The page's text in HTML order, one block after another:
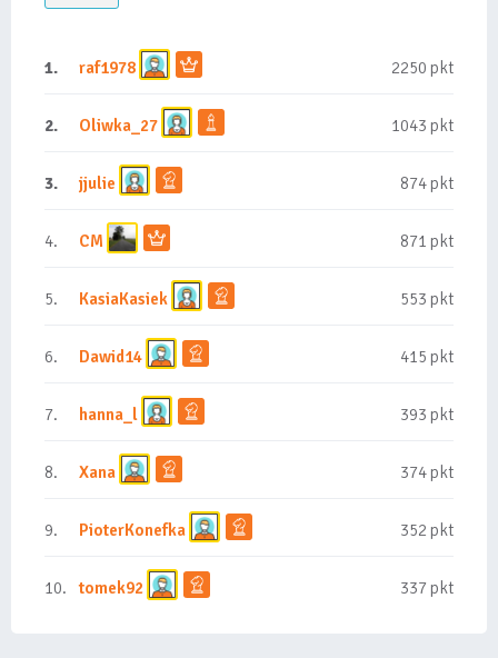
1. raf1978 2250 pkt
2. Oliwka_27 1043 pkt
3. jjulie 874 pkt
4. CM 871 pkt
5. KasiaKasiek 553 pkt
6. Dawid14 415 pkt
7. hanna_l 393 pkt
8. Xana 374 pkt
9. PioterKonefka 352 pkt
10. tomek92 337 pkt